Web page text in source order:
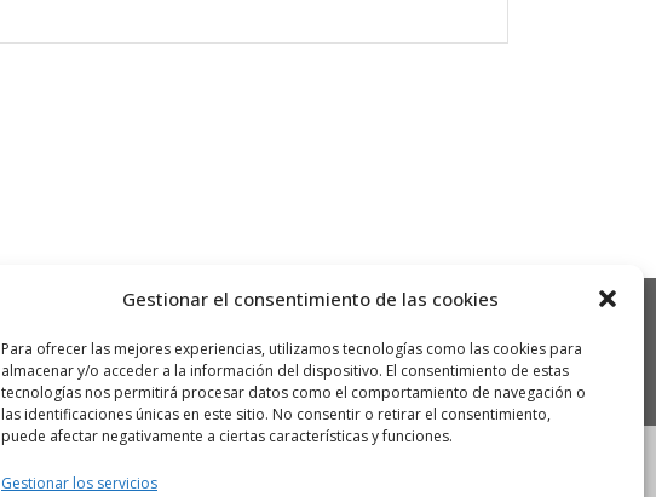
Gestionar el consentimiento de las cookies
Para ofrecer las mejores experiencias, utilizamos tecnologías como las cookies para
almacenar y/o acceder a la información del dispositivo. El consentimiento de estas
tecnologías nos permitirá procesar datos como el comportamiento de navegación o
las identificaciones únicas en este sitio. No consentir o retirar el consentimiento,
puede afectar negativamente a ciertas características y funciones.
Gestionar los servicios